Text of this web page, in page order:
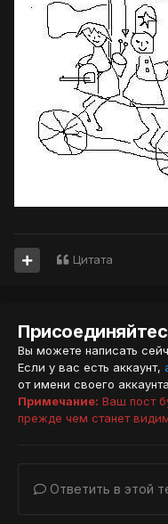
Цитата
Вы можете написать
Если у вас есть аккаунт,
от имени своего
Примечание: Ваш пост
прежде чем станет
Ответить в этой